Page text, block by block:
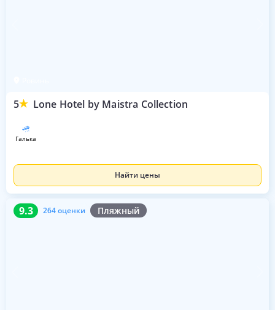
5 Lone Hotel by Maistra Collection
галька
Найти цены
9.3 264 оценки Пляжный
9.3 264 оценки